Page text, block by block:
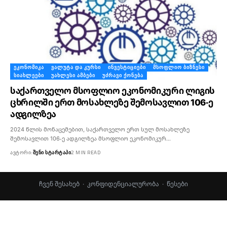
ᲔᲙᲝᲜᲝᲛᲘᲙᲐ ᲕᲐᲚᲣᲢᲐ ᲓᲐ ᲙᲣᲠᲡᲘ ᲘᲜᲕᲔᲡᲢᲘᲪᲘᲔᲑᲘ
ᲛᲡᲝᲤᲚᲘᲝ ᲑᲘᲖᲜᲔᲡᲘ
ᲡᲘᲐᲮᲚᲔᲔᲑᲘ
ᲣᲐᲮᲚᲔᲡᲘ ᲐᲛᲑᲔᲑᲘ ᲣᲫᲠᲐᲕᲘ ᲥᲝᲜᲔᲑᲐ
საქართველო მსოფლიო ეკონომიკური ლიგის
ცხრილში ერთ მოსახლეზე შემოსავლით 106-ე
ადგილზეა
2024 წლის მონაცემებით, საქართველო ერთ სულ მოსახლეზე
შემოსავლით 106-ე ადგილზეა მსოფლიო ეკონომიკურ…
ᲐᲕᲢᲝᲠᲘ:ᲨᲔᲜᲘ ᲡᲢᲐᲠᲢᲐᲞᲘ2 MIN READ
ჩვენ შესახებ · კონფიდენციალურობა · წესები